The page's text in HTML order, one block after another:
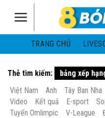
TRANG CHỦ
Thẻ tìm kiếm:
bảng xếp
Việt Nam
Anh Tây Ban Nha
Video
Kết quả E-sport
Tuyển Omlimpic
V-League